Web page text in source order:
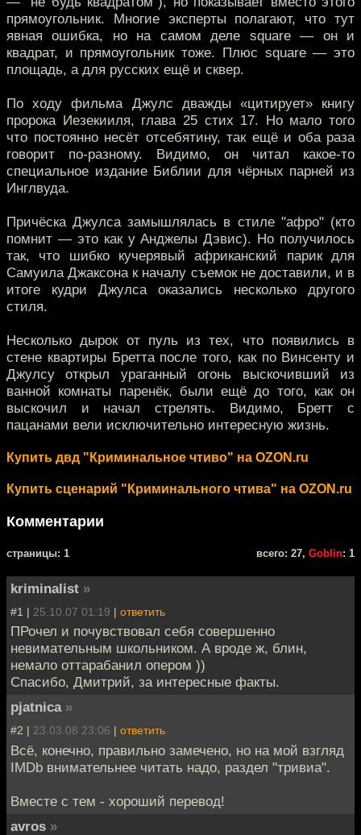
прямоугольник. Многие эксперты полагают, что тут
явная ошибка, но на самом деле square — он и
квадрат, и прямоугольник тоже. Плюс square — это
площадь, а для русских ещё и сквер.
По ходу фильма Джулс дважды «цитирует» книгу
пророка Иезекииля, глава 25 стих 17. Но мало того
что постоянно несёт отсебятину, так ещё и оба раза
говорит по-разному. Видимо, он читал какое-то
специальное издание Библии для чёрных парней из
Инглвуда.
Причёска Джулса замышлялась в стиле "афро" (кто
помнит — это как у Анджелы Дэвис). Но получилось
так, что шибко кучерявый африканский парик для
Самуила Джаксона к началу съемок не доставили, и в
итоге кудри Джулса оказались несколько другого
стиля.
Несколько дырок от пуль из тех, что появились в
стене квартиры Бретта после того, как по Винсенту и
Джулсу открыл ураганный огонь выскочивший из
ванной комнаты паренёк, были ещё до того, как он
выскочил и начал стрелять. Видимо, Бретт с
пацанами вели исключительно интересную жизнь.
Купить двд "Криминальное чтиво" на OZON.ru
Купить сценарий "Криминального чтива" на OZON.ru
Комментарии
cтраницы: 1 всего: 27, Goblin: 1
kriminalist »
#1 | 25.10.07 01:19 | ответить
ПРочел и почувствовал себя совершенно
невимательным школьником. А вроде ж, блин,
немало оттарабанил опером ))
Спасибо, Дмитрий, за интересные факты.
pjatnica »
#2 | 23.03.08 23:06 | ответить
Всё, конечно, правильно замечено, но на мой взгляд
IMDb внимательнее читать надо, раздел "тривиа".
Вместе с тем - хороший перевод!
avros »